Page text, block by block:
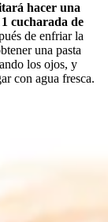
hacer una
cucharada de
de enfriar la
una pasta
los ojos, y
con agua fresca.